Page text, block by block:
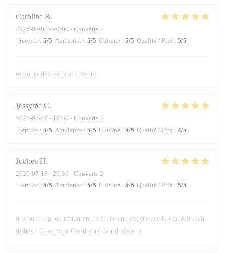
Caroline B
2026-08-01 - 20:00 - Couverts 2
Service : 5/5 Ambiance : 5/5 Cuisine : 5/5 Qualité / Prix : 5/5
toujours délicieux et inventif
Jessyme C
2026-07-25 - 19:30 - Couverts 3
Service : 5/5 Ambiance : 5/5 Cuisine : 5/5 Qualité / Prix : 4/5
Joohee H
2026-07-18 - 20:30 - Couverts 2
Service : 5/5 Ambiance : 5/5 Cuisine : 5/5 Qualité / Prix : 5/5
it is such a good restaurant to share and experience korean&french
dishes.! Good vibe Good chef Good place :)